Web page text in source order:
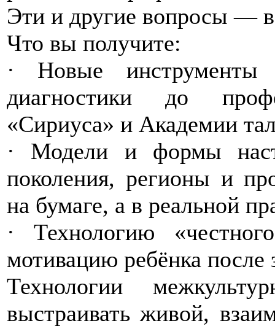
Эти и другие вопросы —
Что вы получите:
· Новые
диагностики до
«Сириуса» и Академии
· Модели и формы
поколения, регионы и
на бумаге, а в реальной
· Технологию
мотивацию ребёнка после
Технологии
выстраивать живой,